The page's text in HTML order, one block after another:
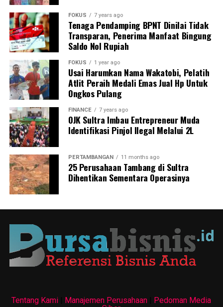
Post Views: 4,487
FOKUS 7 years ago
Tenaga Pendamping BPNT Dinilai Tidak
Transparan, Penerima Manfaat Bingung
Saldo Nol Rupiah
FOKUS 1 year ago
Usai Harumkan Nama Wakatobi, Pelatih
Atlit Peraih Medali Emas Jual Hp Untuk
Ongkos Pulang
FINANCE 7 years ago
OJK Sultra Imbau Entrepreneur Muda
Identifikasi Pinjol Ilegal Melalui 2L
PERTAMBANGAN 11 months ago
25 Perusahaan Tambang di Sultra
Dihentikan Sementara Operasinya
Tentang Kami Manajemen Perusahaan
Pedoman Media